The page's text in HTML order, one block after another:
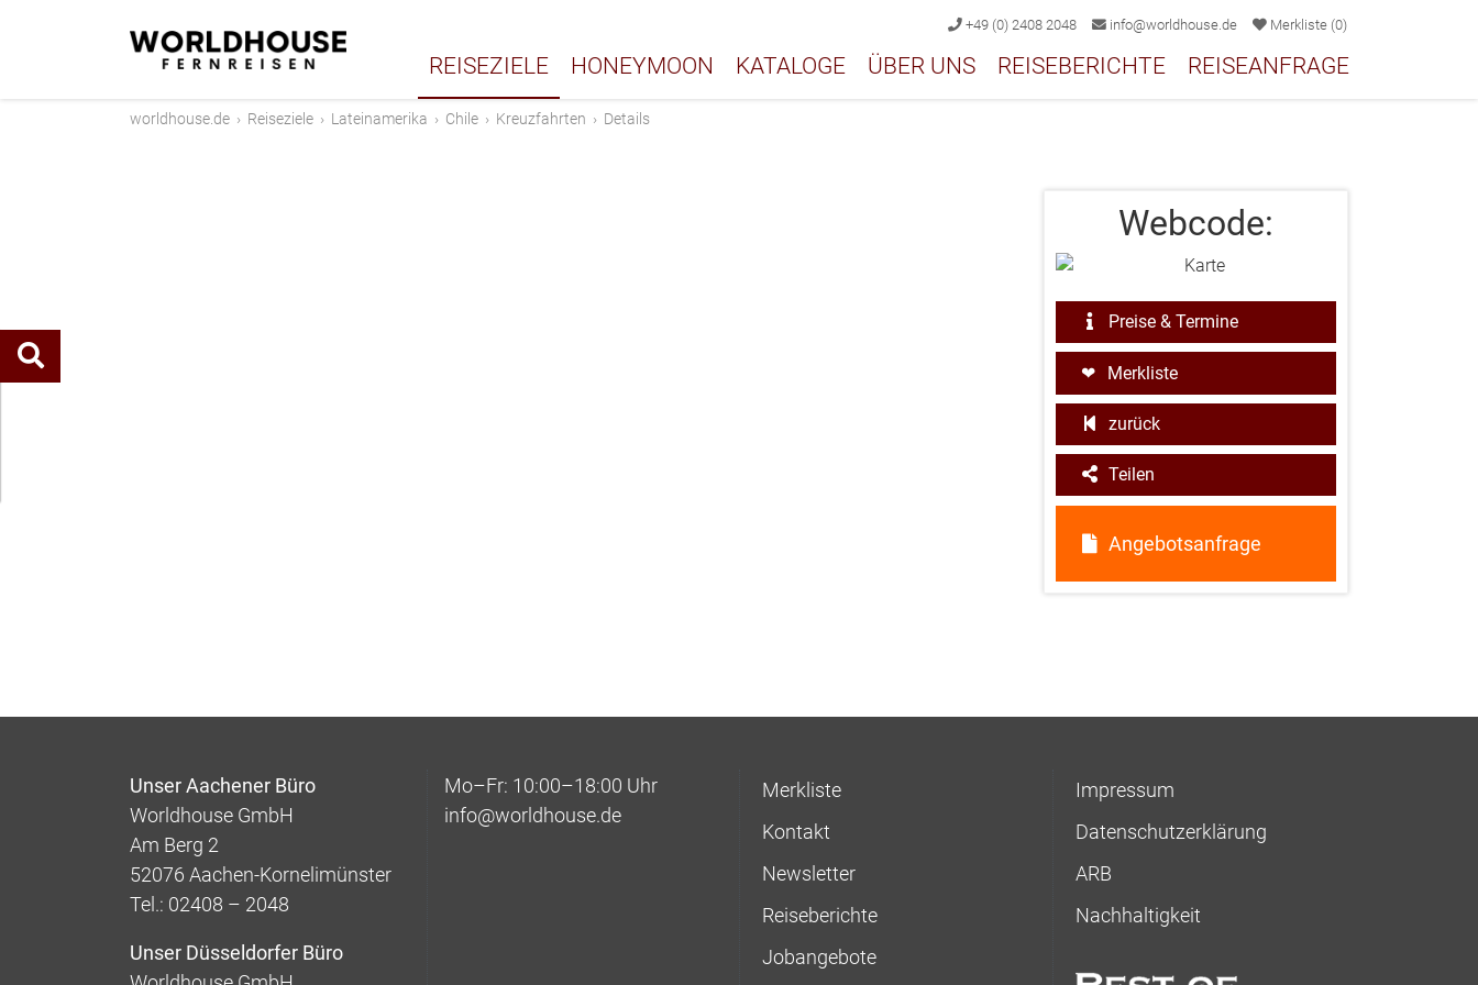
+49 (0) 2408 2048 info@worldhouse.de Merkliste (0)
REISEZIELE HONEYMOON KATALOGE ÜBER UNS REISEBERICHTE REISEANFRAGE
worldhouse.de › Reiseziele › Lateinamerika › Chile › Kreuzfahrten › Details
Webcode:
Preise & Termine
Angebotsanfrage
Merkliste
zurück
Teilen
Unser Aachener Büro
Worldhouse GmbH
Am Berg 2
52076 Aachen-Kornelimünster
Tel.: 02408 – 2048
Unser Düsseldorfer Büro
Mo–Fr: 10:00–18:00 Uhr
info@worldhouse.de
Merkliste
Kontakt
Newsletter
Reiseberichte
Jobangebote
Impressum
Datenschutzerklärung
ARB
Nachhaltigkeit